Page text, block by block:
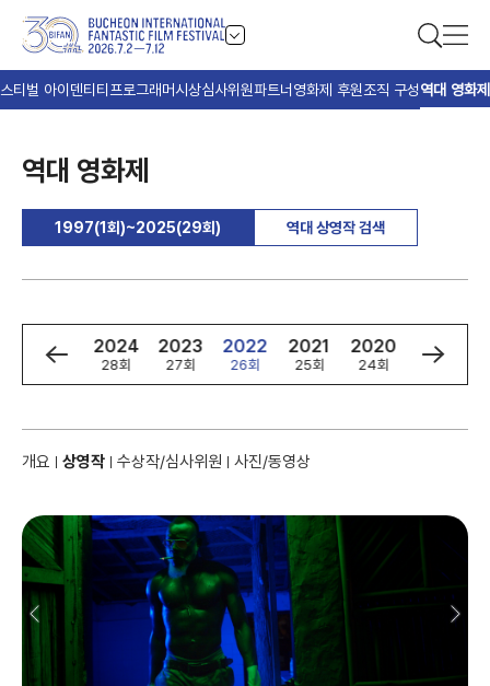
티벌 아이덴티티 프로그래머시상심사위원파트너 영화제 후원조직 구성역대 영화제
역대 영화제
1997(1회)~2025(29회) 역대 상영작 검색
2025
29회
2024
28회
2023
27회
2022
26회
2021
25회
2020
24회
2019
23회
개요 상영작 수상작/심사위원 사진/동영상